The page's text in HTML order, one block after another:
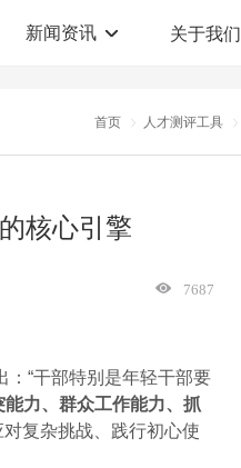
新闻资讯 关于我们
首页 人才测评工具
核心引擎​
7687
“干部特别是年轻干部要
力、群众工作能力、抓
对复杂挑战、践行初心使